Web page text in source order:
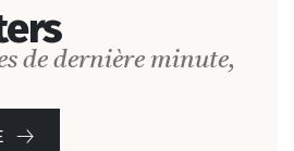
de dernière minute,